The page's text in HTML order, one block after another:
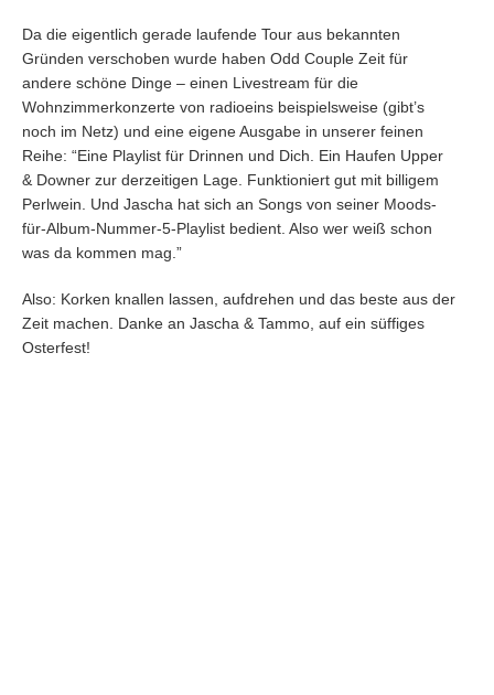
Da die eigentlich gerade laufende Tour aus bekannten
Gründen verschoben wurde haben Odd Couple Zeit für
andere schöne Dinge – einen Livestream für die
Wohnzimmerkonzerte von radioeins beispielsweise (gibt’s
noch im Netz) und eine eigene Ausgabe in unserer feinen
Reihe: “Eine Playlist für Drinnen und Dich. Ein Haufen Upper
& Downer zur derzeitigen Lage. Funktioniert gut mit billigem
Perlwein. Und Jascha hat sich an Songs von seiner Moods-
für-Album-Nummer-5-Playlist bedient. Also wer weiß schon
was da kommen mag.”
Also: Korken knallen lassen, aufdrehen und das beste aus der
Zeit machen. Danke an Jascha & Tammo, auf ein süffiges
Osterfest!